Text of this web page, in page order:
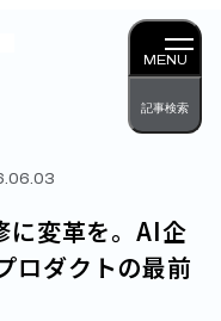
MENU
記事検索
に変革を。AI企
ロダクトの最前